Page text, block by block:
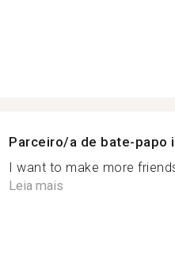
Parceiro/a de bate-papo
I want to make more
Leia mais